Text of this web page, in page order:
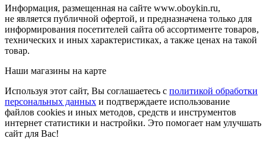
Информация, размещенная на сайте www.oboykin.ru,
не является публичной офертой, и предназначена только для
информирования посетителей сайта об ассортименте товаров,
технических и иных характеристиках, а также ценах на такой
товар.
Наши магазины на карте
Используя этот сайт, Вы соглашаетесь с политикой обработки
персональных данных и подтверждаете использование
файлов cookies и иных методов, средств и инструментов
интернет статистики и настройки. Это помогает нам улучшать
сайт для Вас!